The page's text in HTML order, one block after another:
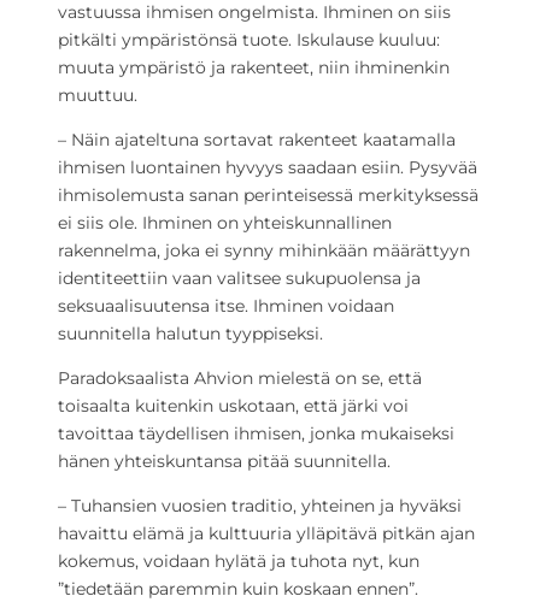
vastuussa ihmisen ongelmista. Ihminen on siis
pitkälti ympäristönsä tuote. Iskulause kuuluu:
muuta ympäristö ja rakenteet, niin ihminenkin
muuttuu.
– Näin ajateltuna sortavat rakenteet kaatamalla
ihmisen luontainen hyvyys saadaan esiin. Pysyvää
ihmisolemusta sanan perinteisessä merkityksessä
ei siis ole. Ihminen on yhteiskunnallinen
rakennelma, joka ei synny mihinkään määrättyyn
identiteettiin vaan valitsee sukupuolensa ja
seksuaalisuutensa itse. Ihminen voidaan
suunnitella halutun tyyppiseksi.
Paradoksaalista Ahvion mielestä on se, että
toisaalta kuitenkin uskotaan, että järki voi
tavoittaa täydellisen ihmisen, jonka mukaiseksi
hänen yhteiskuntansa pitää suunnitella.
– Tuhansien vuosien traditio, yhteinen ja hyväksi
havaittu elämä ja kulttuuria ylläpitävä pitkän ajan
kokemus, voidaan hylätä ja tuhota nyt, kun
”tiedetään paremmin kuin koskaan ennen”.